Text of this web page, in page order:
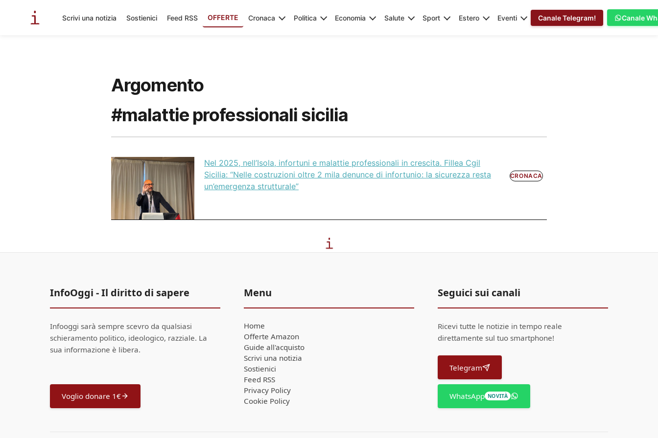
Scrivi una notizia Sostienici Feed RSS OFFERTE Cronaca Politica Economia Salute Sport Estero Eventi Canale Telegram! Canale
Argomento
#malattie professionali sicilia
Nel 2025, nell’Isola, infortuni e malattie professionali in crescita. Fillea Cgil
Sicilia: “Nelle costruzioni oltre 2 mila denunce di infortunio: la sicurezza resta
un’emergenza strutturale”
CRONACA
InfoOggi - Il diritto di sapere
Infooggi sarà sempre scevro da qualsiasi
schieramento politico, ideologico, razziale. La
sua informazione è libera.
Voglio donare 1€
Menu
Home
Offerte Amazon
Guide all'acquisto
Scrivi una notizia
Sostienici
Feed RSS
Privacy Policy
Cookie Policy
Seguici sui canali
Ricevi tutte le notizie in tempo reale
direttamente sul tuo smartphone!
Telegram
WhatsApp NOVITÀ